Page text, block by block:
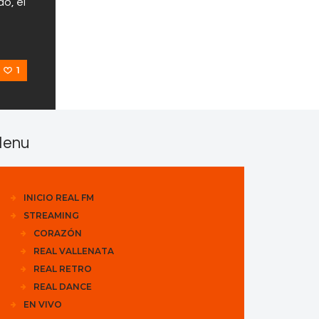
1
INICIO REAL FM
STREAMING
CORAZÓN
REAL VALLENATA
REAL RETRO
REAL DANCE
EN VIVO